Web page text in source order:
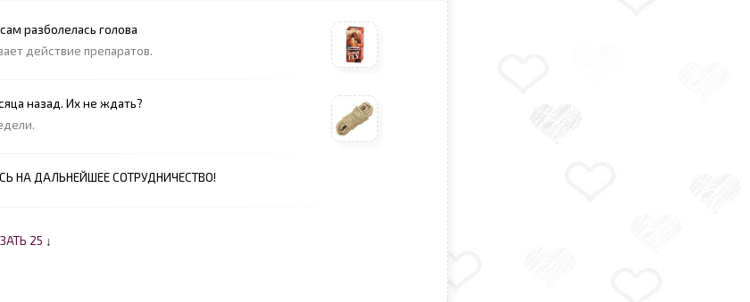
разболелась голова
действие препаратов.
назад. Их не ждать?
НА ДАЛЬНЕЙШЕЕ СОТРУДНИЧЕСТВО!
25 ↓